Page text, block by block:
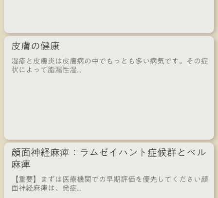
皮膚の健康
湿疹と皮膚炎は皮膚病の中でもっとも多い病気です。その症
状によって脂漏性湿...
顔面神経麻痺：ラムゼイハント症候群とベル
麻痺
【重要】まずは医療機関での早期評価を優先してください顔
面神経麻痺は、発症...